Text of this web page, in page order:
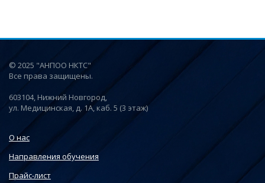
© 2025 "АНПОО НКТС"
Все права защищены.
603104, Нижний Новгород,
ул. Медицинская, д. 1А, каб. 5 (3 этаж)
О нас
Направления обучения
Прайс-лист